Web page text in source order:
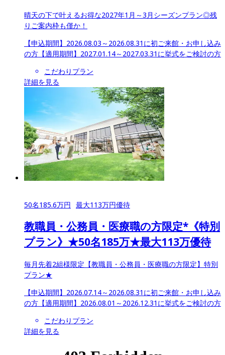
晴天の下で叶えるお得な2027年1月～3月シーズンプラン◎残
りご案内枠も僅か！
【申込期間】 2026.08.03～2026.08.31に初ご来館・お申し込み
の方 【適用期間】 2027.01.14～2027.03.31に挙式をご検討の方
こだわりプラン
詳細を見る
50名185.6万円 最大113万円優待
教職員・公務員・医療職の方限定*《特別
プラン》★50名185万★最大113万優待
毎月先着2組様限定【教職員・公務員・医療職の方限定】特別
プラン★
【申込期間】 2026.07.14～2026.08.31に初ご来館・お申し込み
の方 【適用期間】 2026.08.01～2026.12.31に挙式をご検討の方
こだわりプラン
詳細を見る